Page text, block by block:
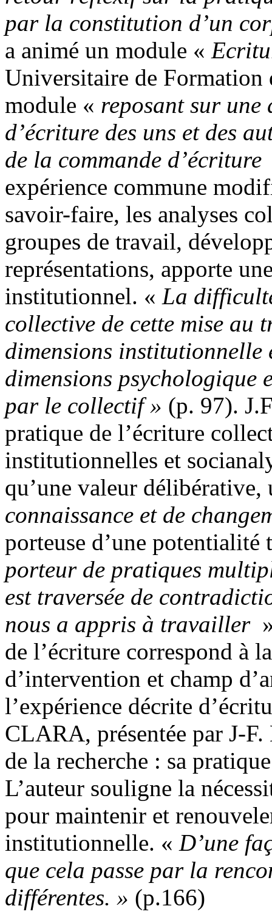
par la constitution d’un
a animé un module «
Universitaire de Formation
module « reposant sur
d’écriture des uns et des
de la commande d’écriture
expérience commune
savoir-faire, les analyses
groupes de travail,
représentations, apporte
institutionnel. « La
collective de cette mise au
dimensions
dimensions psychologique
par le collectif » (p. 97).
pratique de l’écriture
institutionnelles et
qu’une valeur
connaissance et de
porteuse d’une
porteur de pratiques
est traversée de
nous a appris à travailler
de l’écriture correspond à
d’intervention et champ
l’expérience décrite
CLARA, présentée par J-
de la recherche : sa
L’auteur souligne la
pour maintenir et
institutionnelle. « D’une
que cela passe par la
différentes. » (p.166)